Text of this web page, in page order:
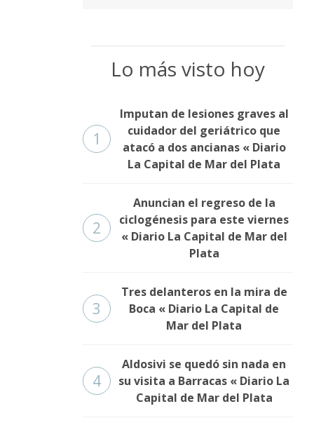
Lo más visto hoy
1
Imputan de lesiones graves al
cuidador del geriátrico que
atacó a dos ancianas « Diario
La Capital de Mar del Plata
2
Anuncian el regreso de la
ciclogénesis para este viernes
« Diario La Capital de Mar del
Plata
3
Tres delanteros en la mira de
Boca « Diario La Capital de
Mar del Plata
4
Aldosivi se quedó sin nada en
su visita a Barracas « Diario La
Capital de Mar del Plata